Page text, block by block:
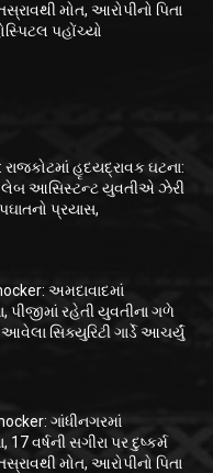
મોત, આરોપીનો પિતા
પહોંચ્યો
રાજકોટમાં હૃદયદ્રાવક ઘટના:
લેબ આસિસ્ટન્ટ યુવતીએ ઝેરી
પ્રયાસ,
અમદાવાદમાં
પીજીમાં રહેતી યુવતીના ગળે
આવેલા સિક્યુરિટી ગાર્ડે આચર્યું
ગાંધીનગરમાં
વર્ષની સગીરા પર દુષ્કર્મ
મોત, આરોપીનો પિતા